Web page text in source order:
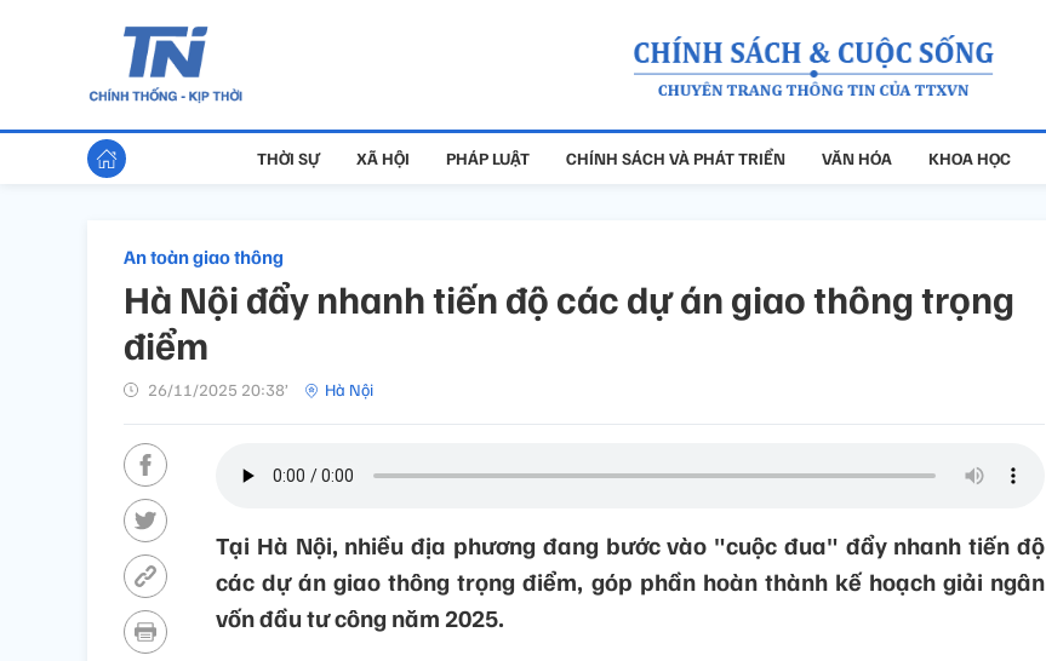
THỜI SỰ XÃ HỘI PHÁP LUẬT CHÍNH SÁCH VÀ PHÁT TRIỂN VĂN HÓA KHOA HỌC
An toàn giao thông
Hà Nội đẩy nhanh tiến độ các dự án giao thông trọng
điểm
26/11/2025 20:38’ Hà Nội
Tại Hà Nội, nhiều địa phương đang bước vào "cuộc đua" đẩy nhanh tiến độ
các dự án giao thông trọng điểm, góp phần hoàn thành kế hoạch giải ngân
vốn đầu tư công năm 2025.